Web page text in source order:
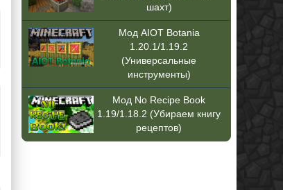
шахт)
Мод AIOT Botania
1.20.1/1.19.2
(Универсальные
инструменты)
Мод No Recipe Book
1.19/1.18.2 (Убираем книгу
рецептов)